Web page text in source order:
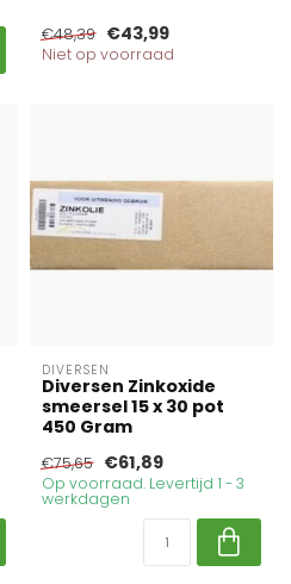
€48,39 €43,99
Niet op voorraad
DIVERSEN
Diversen Zinkoxide
smeersel 15 x 30 pot
450 Gram
€75,65 €61,89
Op voorraad. Levertijd 1 - 3
werkdagen